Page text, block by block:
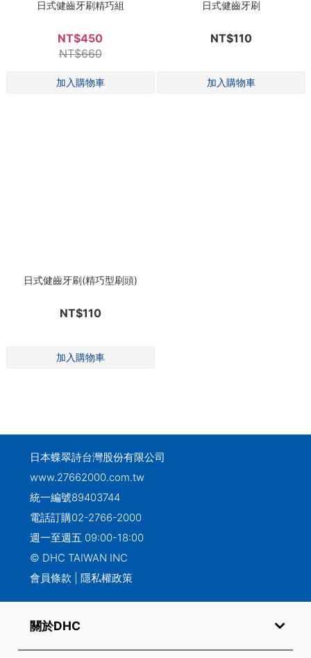
日式健齒牙刷精巧組
NT$450
NT$660
日式健齒牙刷
NT$110
日式健齒牙刷(精巧型刷頭)
NT$110
日本蝶翠詩台灣股份有限公司
www.27662000.com.tw
統一編號89403744
電話訂購02-2766-2000
週一至週五 09:00-18:00
© DHC TAIWAN INC
會員條款
隱私權政策
關於DHC